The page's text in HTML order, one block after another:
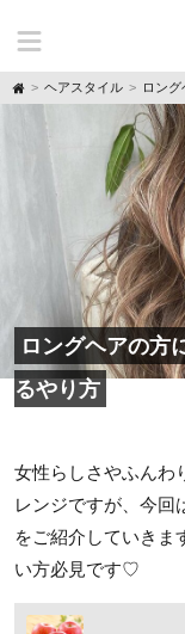
H
o
ヘアスタイル ロン
ロングヘアの方
るやり方
女性らしさやふんわ
レンジですが、今回
をご紹介していきま
い方必見です♡